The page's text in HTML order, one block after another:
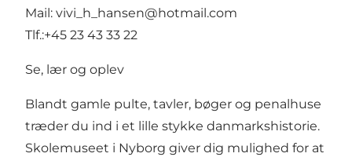
Mail: vivi_h_hansen@hotmail.com
Tlf.:+45 23 43 33 22
Se, lær og oplev
Blandt gamle pulte, tavler, bøger og penalhuse
træder du ind i et lille stykke danmarkshistorie.
Skolemuseet i Nyborg giver dig mulighed for at